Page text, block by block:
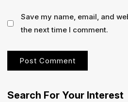
Save my name, email, and
the next time I comment.
Search For Your Interest